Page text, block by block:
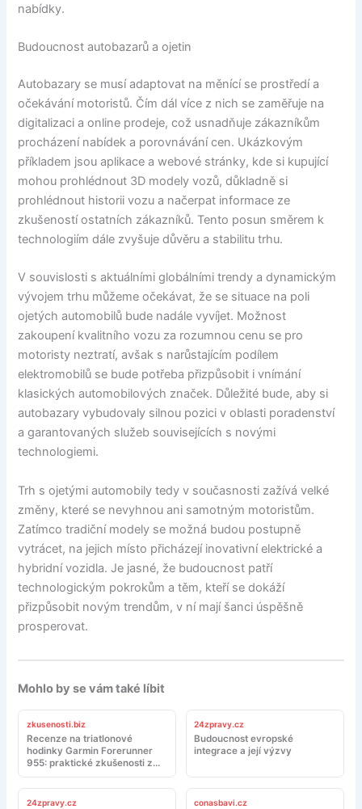
nabídky.
Budoucnost autobazarů a ojetin
Autobazary se musí adaptovat na měnící se prostředí a
očekávání motoristů. Čím dál více z nich se zaměřuje na
digitalizaci a online prodeje, což usnadňuje zákazníkům
procházení nabídek a porovnávání cen. Ukázkovým
příkladem jsou aplikace a webové stránky, kde si kupující
mohou prohlédnout 3D modely vozů, důkladně si
prohlédnout historii vozu a načerpat informace ze
zkušeností ostatních zákazníků. Tento posun směrem k
technologiím dále zvyšuje důvěru a stabilitu trhu.
V souvislosti s aktuálními globálními trendy a dynamickým
vývojem trhu můžeme očekávat, že se situace na poli
ojetých automobilů bude nadále vyvíjet. Možnost
zakoupení kvalitního vozu za rozumnou cenu se pro
motoristy neztratí, avšak s narůstajícím podílem
elektromobilů se bude potřeba přizpůsobit i vnímání
klasických automobilových značek. Důležité bude, aby si
autobazary vybudovaly silnou pozici v oblasti poradenství
a garantovaných služeb souvisejících s novými
technologiemi.
Trh s ojetými automobily tedy v současnosti zažívá velké
změny, které se nevyhnou ani samotným motoristům.
Zatímco tradiční modely se možná budou postupně
vytrácet, na jejich místo přicházejí inovativní elektrické a
hybridní vozidla. Je jasné, že budoucnost patří
technologickým pokrokům a těm, kteří se dokáží
přizpůsobit novým trendům, v ní mají šanci úspěšně
prosperovat.
Mohlo by se vám také líbit
zkusenosti.biz
Recenze na triatlonové
hodinky Garmin Forerunner
955: praktické zkušenosti z
tréninku a závodů
24zpravy.cz
Budoucnost evropské
integrace a její výzvy
24zpravy.cz conasbavi.cz